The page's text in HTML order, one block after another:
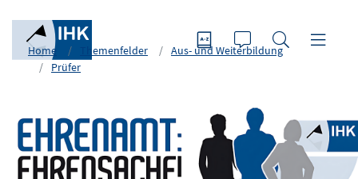
Home Themenfelder
Aus- und Weiterbildung
Prüfer